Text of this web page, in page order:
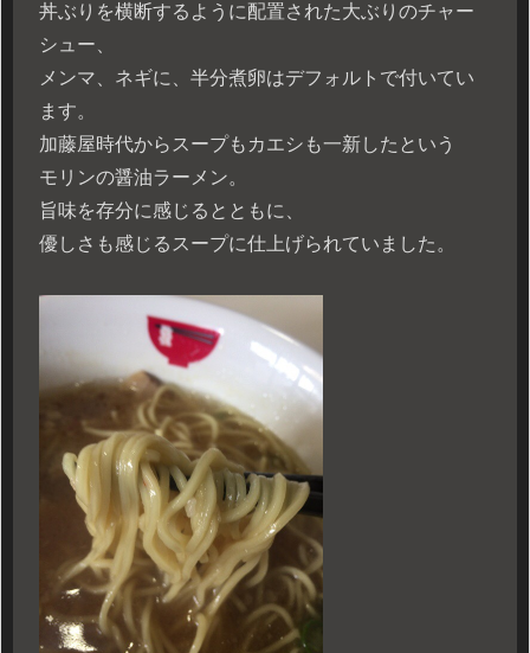
丼ぶりを横断するように配置された大ぶりのチャー
シュー、
メンマ、ネギに、半分煮卵はデフォルトで付いてい
ます。
加藤屋時代からスープもカエシも一新したという
モリンの醤油ラーメン。
旨味を存分に感じるとともに、
優しさも感じるスープに仕上げられていました。